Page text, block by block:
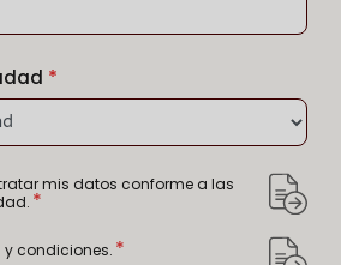
*
mis datos conforme a las
*
y condiciones. *